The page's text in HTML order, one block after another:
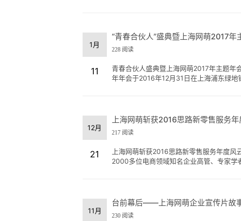
1月
11
“青春合伙人”盛典暨上海网萌2017年
228 阅读
青春合伙人盛典暨上海网萌2017年主题年
年年会于2016年12月31日在上海浦东绿地
12月
21
上海网萌斩获2016思路新零售服务年
217 阅读
上海网萌斩获2016思路新零售服务年度
2000多位电商领域知名企业高管、专家学
11月
台前幕后——上海网萌企业宣传片故
230 阅读